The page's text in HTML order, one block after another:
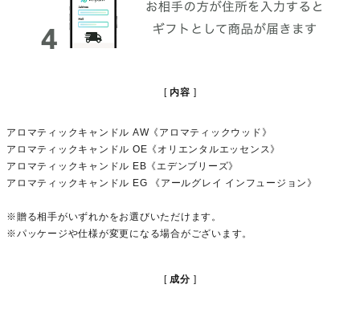
内容
アロマティックキャンドル AW《アロマティックウッド》
アロマティックキャンドル OE《オリエンタルエッセンス》
アロマティックキャンドル EB《エデンブリーズ》
アロマティックキャンドル EG 《アールグレイ インフュージョン》
※贈る相手がいずれかをお選びいただけます。
※パッケージや仕様が変更になる場合がございます。
成分